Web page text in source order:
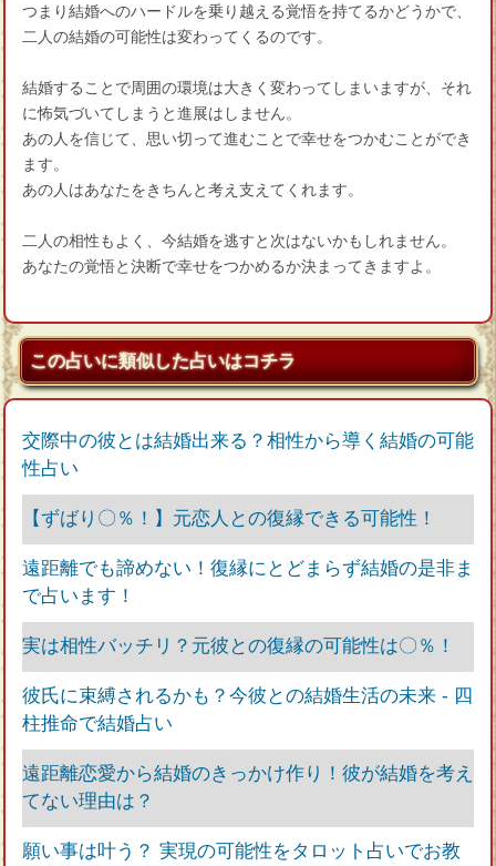
つまり結婚へのハードルを乗り越える覚悟を持てるかどうかで、
二人の結婚の可能性は変わってくるのです。
結婚することで周囲の環境は大きく変わってしまいますが、それ
に怖気づいてしまうと進展はしません。
あの人を信じて、思い切って進むことで幸せをつかむことができ
ます。
あの人はあなたをきちんと考え支えてくれます。
二人の相性もよく、今結婚を逃すと次はないかもしれません。
あなたの覚悟と決断で幸せをつかめるか決まってきますよ。
この占いに類似した占いはコチラ
交際中の彼とは結婚出来る？相性から導く結婚の可能
性占い
【ずばり〇％！】元恋人との復縁できる可能性！
遠距離でも諦めない！復縁にとどまらず結婚の是非ま
で占います！
実は相性バッチリ？元彼との復縁の可能性は〇％！
彼氏に束縛されるかも？今彼との結婚生活の未来 - 四
柱推命で結婚占い
遠距離恋愛から結婚のきっかけ作り！彼が結婚を考え
てない理由は？
願い事は叶う？ 実現の可能性をタロット占いでお教